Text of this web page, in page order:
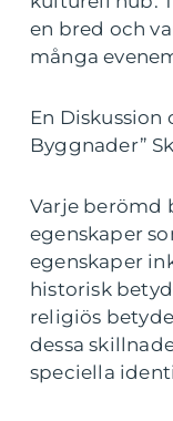
en bred och
många
En Diskussion
Byggnader”
Varje berömd
egenskaper
egenskaper
historisk
religiös
dessa
speciella